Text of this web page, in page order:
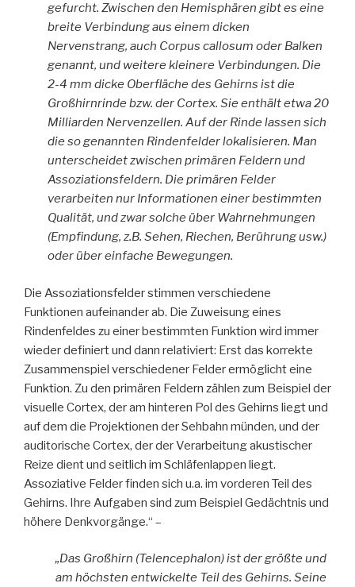
gefurcht. Zwischen den Hemisphären gibt es eine
breite Verbindung aus einem dicken
Nervenstrang, auch Corpus callosum oder Balken
genannt, und weitere kleinere Verbindungen. Die
2-4 mm dicke Oberfläche des Gehirns ist die
Großhirnrinde bzw. der Cortex. Sie enthält etwa 20
Milliarden Nervenzellen. Auf der Rinde lassen sich
die so genannten Rindenfelder lokalisieren. Man
unterscheidet zwischen primären Feldern und
Assoziationsfeldern. Die primären Felder
verarbeiten nur Informationen einer bestimmten
Qualität, und zwar solche über Wahrnehmungen
(Empfindung, z.B. Sehen, Riechen, Berührung usw.)
oder über einfache Bewegungen.
Die Assoziationsfelder stimmen verschiedene
Funktionen aufeinander ab. Die Zuweisung eines
Rindenfeldes zu einer bestimmten Funktion wird immer
wieder definiert und dann relativiert: Erst das korrekte
Zusammenspiel verschiedener Felder ermöglicht eine
Funktion. Zu den primären Feldern zählen zum Beispiel der
visuelle Cortex, der am hinteren Pol des Gehirns liegt und
auf dem die Projektionen der Sehbahn münden, und der
auditorische Cortex, der der Verarbeitung akustischer
Reize dient und seitlich im Schläfenlappen liegt.
Assoziative Felder finden sich u.a. im vorderen Teil des
Gehirns. Ihre Aufgaben sind zum Beispiel Gedächtnis und
höhere Denkvorgänge.“ –
„Das Großhirn (Telencephalon) ist der größte und
am höchsten entwickelte Teil des Gehirns. Seine